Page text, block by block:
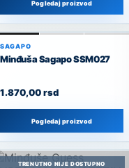
Pogledaj proizvod
SAGAPO
Minđuša Sagapo SSM027
1.870,00rsd
Pogledaj proizvod
TRENUTNO NIJE DOSTUPNO